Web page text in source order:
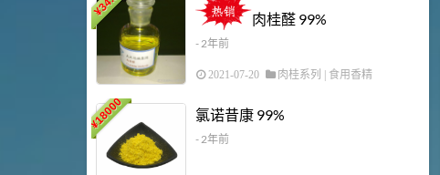
¥ 肉桂醛 99%
- 2年前
2021-07-20 肉桂系列 | 食用香精
¥
18000 氯诺昔康 99%
- 2年前